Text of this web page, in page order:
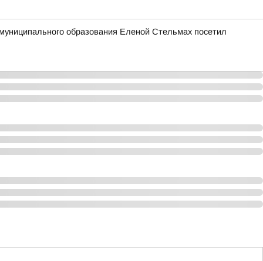
образования Еленой Стельмах посетил